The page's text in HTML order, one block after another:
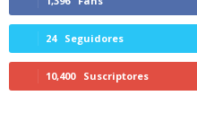
24 Seguidores
10,400 Suscriptores